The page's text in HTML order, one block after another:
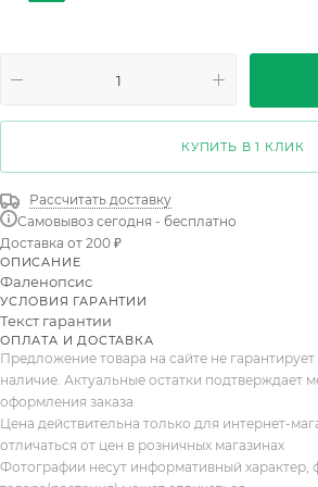
1st Basico Mix 6+
2st Aromio Mineral Budget 60cm
2ст Вайлдкэт 15+
КУПИТЬ В 1 КЛИК
Рассчитать доставку
Самовывоз сегодня - бесплатно
Доставка от 200 ₽
ОПИСАНИЕ
Фаленопсис
УСЛОВИЯ ГАРАНТИИ
Текст гарантии
ОПЛАТА И ДОСТАВКА
Предложение товара на сайте не гарантирует
наличие. Актуальные остатки подтверждает
оформления заказа
Цена действительна только для интернет-
отличаться от цен в розничных магазинах
Фотографии несут информативный характер,